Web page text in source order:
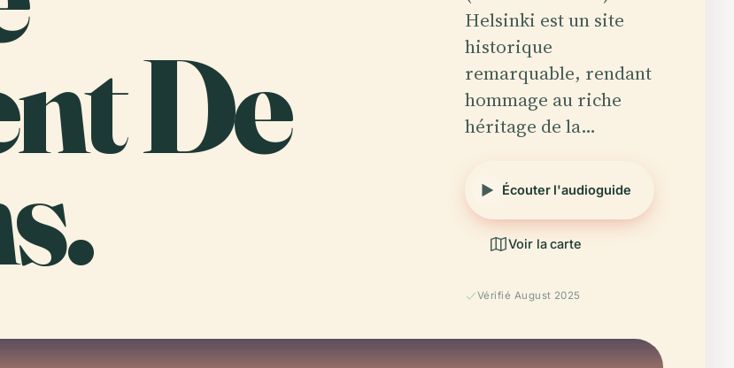
De
Helsinki est un site
historique
remarquable, rendant
hommage au riche
héritage de la…
Écouter l'audioguide
Voir la carte
Vérifié August 2025